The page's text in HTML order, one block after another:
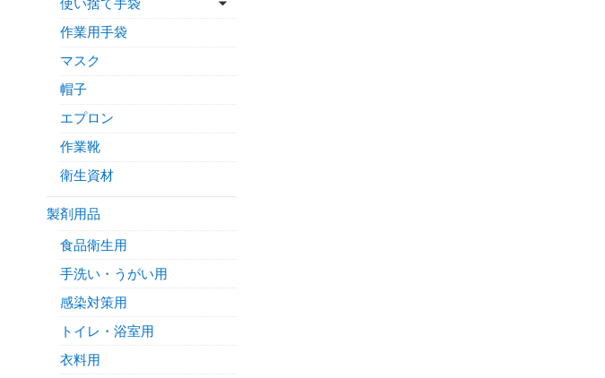
使い捨て手袋
作業用手袋
マスク
帽子
エプロン
作業靴
衛生資材
製剤用品
食品衛生用
手洗い・うがい用
感染対策用
トイレ・浴室用
衣料用